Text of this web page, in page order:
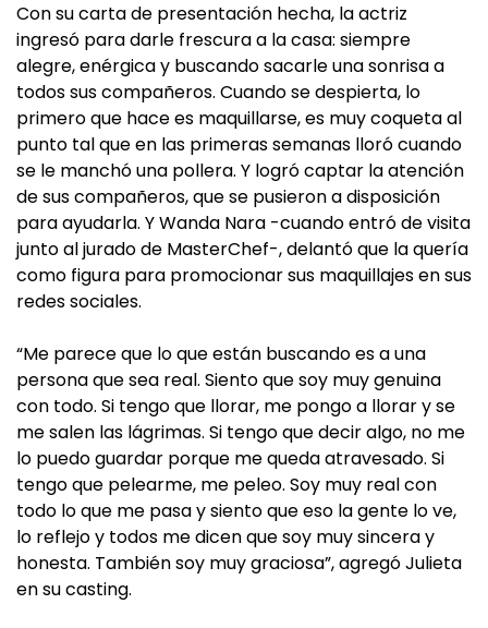
Con su carta de presentación hecha, la actriz
ingresó para darle frescura a la casa: siempre
alegre, enérgica y buscando sacarle una sonrisa a
todos sus compañeros. Cuando se despierta, lo
primero que hace es maquillarse, es muy coqueta al
punto tal que en las primeras semanas lloró cuando
se le manchó una pollera. Y logró captar la atención
de sus compañeros, que se pusieron a disposición
para ayudarla. Y Wanda Nara -cuando entró de visita
junto al jurado de MasterChef-, delantó que la quería
como figura para promocionar sus maquillajes en sus
redes sociales.
“Me parece que lo que están buscando es a una
persona que sea real. Siento que soy muy genuina
con todo. Si tengo que llorar, me pongo a llorar y se
me salen las lágrimas. Si tengo que decir algo, no me
lo puedo guardar porque me queda atravesado. Si
tengo que pelearme, me peleo. Soy muy real con
todo lo que me pasa y siento que eso la gente lo ve,
lo reflejo y todos me dicen que soy muy sincera y
honesta. También soy muy graciosa”, agregó Julieta
en su casting.